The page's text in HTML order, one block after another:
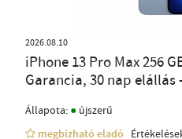
2026.08.10
iPhone 13 Pro Max 256
Garancia, 30 nap elállás
Állapota: ● újszerű
megbízható eladó